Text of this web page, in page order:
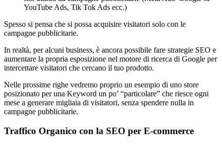
YouTube Ads, Tik Tok Ads ecc.)
Spesso si pensa che si possa acquisire visitatori solo con le
campagne pubblicitarie.
In realtà, per alcuni business, è ancora possibile fare strategie SEO e
aumentare la propria esposizione nel motore di ricerca di Google per
intercettare visitatori che cercano il tuo prodotto.
Nelle prossime righe vedremo proprio un esempio di uno store
posizionato per una Keyword un po’ “particolare” che riesce ogni
mese a generare migliaia di visitatori, senza spendere nulla in
campagne pubblicitarie.
Traffico Organico con la SEO per E-commerce